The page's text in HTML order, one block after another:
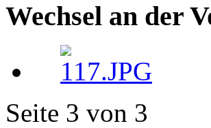
Wechsel an der
Seite 3 von 3